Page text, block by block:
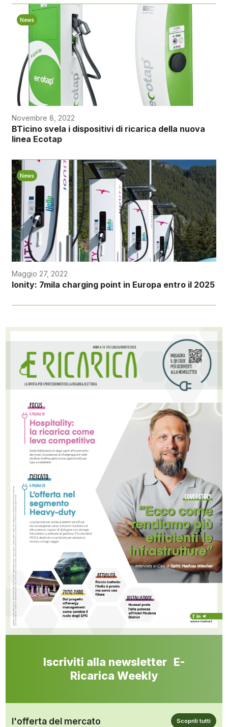
News
Novembre 8, 2022
BTicino svela i dispositivi di ricarica della nuova
linea Ecotap
News
Maggio 27, 2022
Ionity: 7mila charging point in Europa entro il 2025
Iscriviti alla newsletter E-
Ricarica Weekly
l'offerta del mercato Scoprili tutti